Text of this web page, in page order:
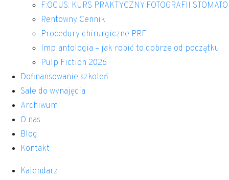
F:OCUS: KURS PRAKTYCZNY FOTOGRAFII
Rentowny Cennik
Procedury chirurgiczne PRF
Implantologia – jak robić to dobrze od początku
Pulp Fiction 2026
Dofinansowanie szkoleń
Sale do wynajęcia
Archiwum
O nas
Blog
Kontakt
Kalendarz